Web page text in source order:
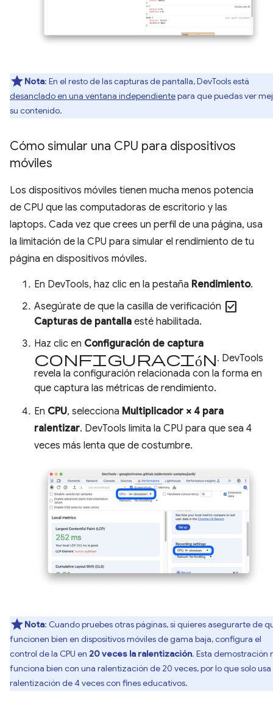
Nota: En el resto de las capturas de pantalla, DevTools está
desanclado en una ventana independientepara que puedas ver
su contenido.
Cómo simular una CPU para dispositivos
móviles
Los dispositivos móviles tienen mucha menos potencia
de CPU que las computadoras de escritorio y las
laptops. Cada vez que crees un perfil de una página, usa
la limitación de la CPU para simular el rendimiento de tu
página en dispositivos móviles.
En DevTools, haz clic en la pestaña Rendimiento.
Asegúrate de que la casilla de verificación check_box
Capturas de pantalla esté habilitada.
Haz clic en Configuración de captura
Configuración. DevTools
revela la configuración relacionada con la forma en
que captura las métricas de rendimiento.
En CPU, selecciona Multiplicador × 4 para
ralentizar. DevTools limita la CPU para que sea 4
veces más lenta que de costumbre.
Nota: Cuando pruebes otras páginas, si quieres asegurarte de
funcionen bien en dispositivos móviles de gama baja, configura el
control de la CPU en 20 veces la ralentización. Esta demostración
funciona bien con una ralentización de 20 veces, por lo que solo usa
ralentización de 4 veces con fines educativos.